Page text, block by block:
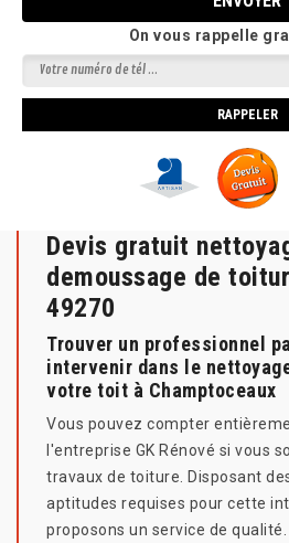
On vous rappelle
Devis gratuit
demoussage de
49270
Trouver un professionnel
intervenir dans le
votre toit à Champtoceaux
Vous pouvez compter
l'entreprise GK Rénové si vous
travaux de toiture. Disposant
aptitudes requises pour cette
proposons un service de